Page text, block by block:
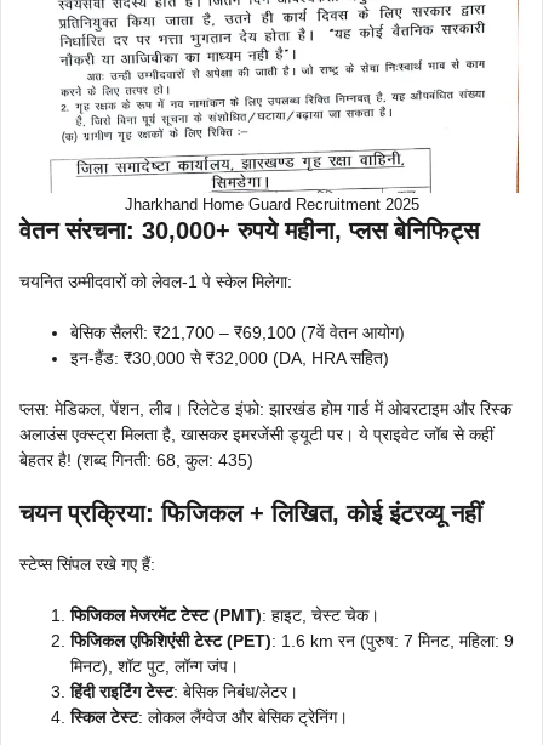
Jharkhand Home Guard Recruitment 2025
वेतन संरचना: 30,000+ रुपये महीना, प्लस बेनिफिट्स
चयनित उम्मीदवारों को लेवल-1 पे स्केल मिलेगा:
बेसिक सैलरी: ₹21,700 – ₹69,100 (7वें वेतन आयोग)
इन-हैंड: ₹30,000 से ₹32,000 (DA, HRA सहित)
प्लस: मेडिकल, पेंशन, लीव। रिलेटेड इंफो: झारखंड होम गार्ड में ओवरटाइम और रिस्क
अलाउंस एक्स्ट्रा मिलता है, खासकर इमरजेंसी ड्यूटी पर। ये प्राइवेट जॉब से कहीं
बेहतर है! (शब्द गिनती: 68, कुल: 435)
चयन प्रक्रिया: फिजिकल + लिखित, कोई इंटरव्यू नहीं
स्टेप्स सिंपल रखे गए हैं:
फिजिकल मेजरमेंट टेस्ट (PMT): हाइट, चेस्ट चेक।
फिजिकल एफिशिएंसी टेस्ट (PET): 1.6 km रन (पुरुष: 7 मिनट, महिला: 9
मिनट), शॉट पुट, लॉन्ग जंप।
हिंदी राइटिंग टेस्ट: बेसिक निबंध/लेटर।
स्किल टेस्ट: लोकल लैंग्वेज और बेसिक ट्रेनिंग।